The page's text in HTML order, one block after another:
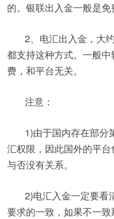
的。银联出入金一般是
2、电汇出入金，大
都支持这种方式。一般
费，和平台无关。
注意：
1)由于国内存在部分
汇权限，因此国外的平
与否没有关系。
2)电汇入金一定要看
要求的一致，如果不一